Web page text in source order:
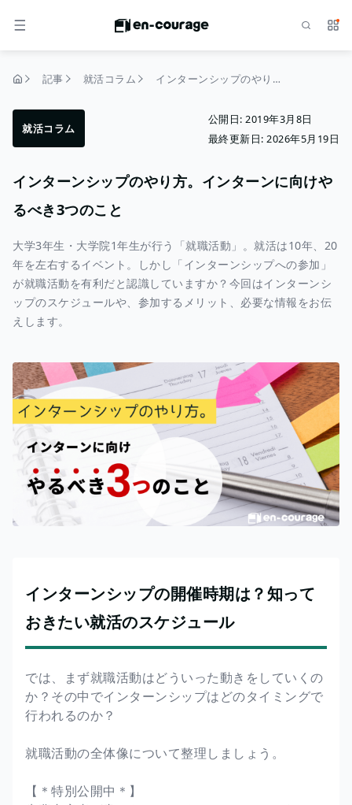
メニュー サ
記事 就活コラム インターンシップのやり方。インターンに向けやるべき3つのこと
就活コラム
公開日: 2019年3月8日
最終更新日: 2026年5月19日
インターンシップのやり方。インターンに向けや
るべき3つのこと
大学3年生・大学院1年生が行う「就職活動」。就活は10年、20
年を左右するイベント。しかし「インターンシップへの参加」
が就職活動を有利だと認識していますか？今回はインターンシ
ップのスケジュールや、参加するメリット、必要な情報をお伝
えします。
インターンシップの開催時期は？知って
おきたい就活のスケジュール
では、まず就職活動はどういった動きをしていくの
か？その中でインターンシップはどのタイミングで
行われるのか？
就職活動の全体像について整理しましょう。
【＊特別公開中＊】